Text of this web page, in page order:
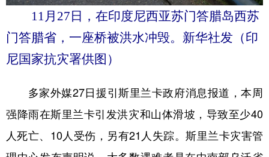
11月27日，在印度尼西亚苏门答腊岛西苏
门答腊省，一座桥被洪水冲毁。新华社发（印
尼国家抗灾署供图）
多家外媒27日援引斯里兰卡政府消息报道，本周
强降雨在斯里兰卡引发洪灾和山体滑坡，导致至少40
人死亡、10人受伤，另有21人失踪。斯里兰卡灾害管